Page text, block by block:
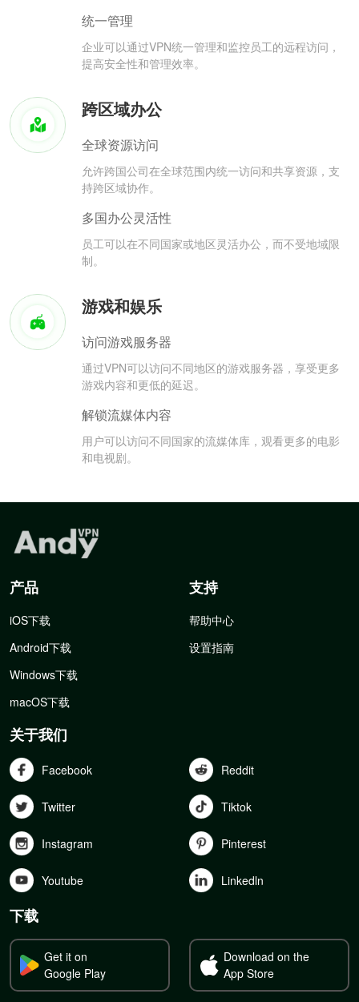
统一管理
企业可以通过VPN统一管理和监控员工的远程访问，
提高安全性和管理效率。
跨区域办公
全球资源访问
允许跨国公司在全球范围内统一访问和共享资源，支
持跨区域协作。
多国办公灵活性
员工可以在不同国家或地区灵活办公，而不受地域限
制。
游戏和娱乐
访问游戏服务器
通过VPN可以访问不同地区的游戏服务器，享受更多
游戏内容和更低的延迟。
解锁流媒体内容
用户可以访问不同国家的流媒体库，观看更多的电影
和电视剧。
产品
iOS下载
Android下载
Windows下载
macOS下载
支持
帮助中心
设置指南
关于我们
Facebook Reddit
Twitter Tiktok
Instagram Pinterest
Youtube Linkedln
下载
Get it on
Google Play
Download on the
App Store